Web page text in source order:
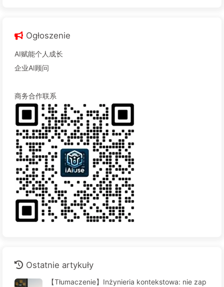
Ogłoszenie
AI赋能个人成长
企业AI顾问
商务合作联系
Ostatnie artykuły
【Tłumaczenie】Inżynieria kontekstowa: nie zap